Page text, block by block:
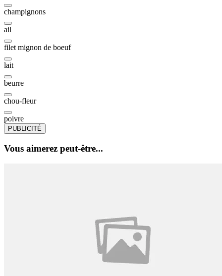
champignons
ail
filet mignon de boeuf
lait
beurre
chou-fleur
poivre
PUBLICITÉ
Vous aimerez peut-être...